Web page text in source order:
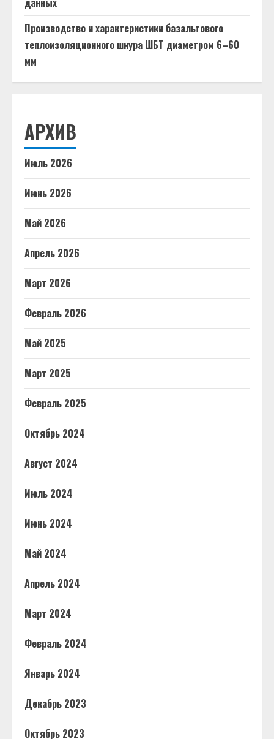
Производство и характеристики базальтового
теплоизоляционного шнура ШБТ диаметром 6–60
мм
АРХИВ
Июль 2026
Июнь 2026
Май 2026
Апрель 2026
Март 2026
Февраль 2026
Май 2025
Март 2025
Февраль 2025
Октябрь 2024
Август 2024
Июль 2024
Июнь 2024
Май 2024
Апрель 2024
Март 2024
Февраль 2024
Январь 2024
Декабрь 2023
Октябрь 2023